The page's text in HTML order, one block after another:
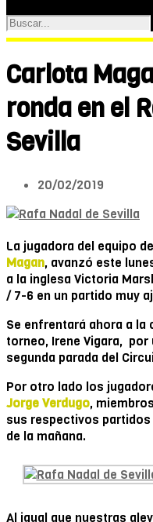
Carlota
ronda en el
Sevilla
20/02/2019
La jugadora del equipo
Magan, avanzó este
a la inglesa Victoria
/ 7-6 en un partido muy
Se enfrentará ahora a la
torneo, Irene Vigara, por
segunda parada del
Por otro lado los
Jorge Verdugo,
sus respectivos partidos
de la mañana.
Al igual que nuestras